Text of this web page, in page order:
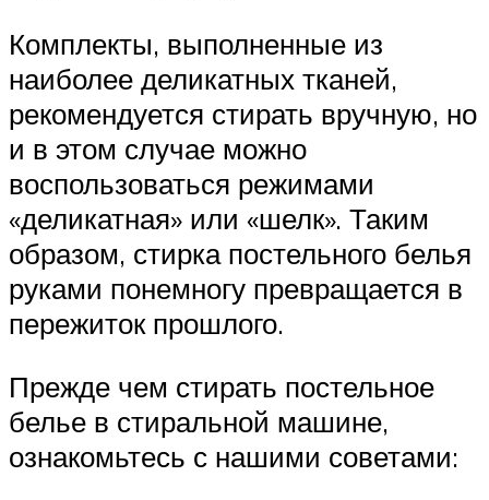
Комплекты, выполненные из
наиболее деликатных тканей,
рекомендуется стирать вручную, но
и в этом случае можно
воспользоваться режимами
«деликатная» или «шелк». Таким
образом, стирка постельного белья
руками понемногу превращается в
пережиток прошлого.
Прежде чем стирать постельное
белье в стиральной машине,
ознакомьтесь с нашими советами: